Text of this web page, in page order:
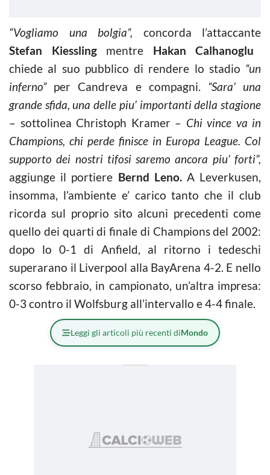
“Vogliamo una bolgia”, concorda l’attaccante
Stefan Kiesslingmentre Hakan Calhanoglu
chiede al suo pubblico di rendere lo stadio “un
inferno”per Candreva e compagni. “Sara’ una
grande sfida, una delle piu’ importanti della stagione
– sottolinea Christoph Kramer – Chi vince va in
Champions, chi perde finisce in Europa League. Col
supporto dei nostri tifosi saremo ancora piu’ forti”,
aggiunge il portiere Bernd Leno.A Leverkusen,
insomma, l’ambiente e’ carico tanto che il club
ricorda sul proprio sito alcuni precedenti come
quello dei quarti di finale di Champions del 2002:
dopo lo 0-1 di Anfield, al ritorno i tedeschi
superarano il Liverpool alla BayArena 4-2. E nello
scorso febbraio, in campionato, un’altra impresa:
0-3 contro il Wolfsburg all’intervallo e 4-4 finale.
Leggi gli articoli più recenti diMondo